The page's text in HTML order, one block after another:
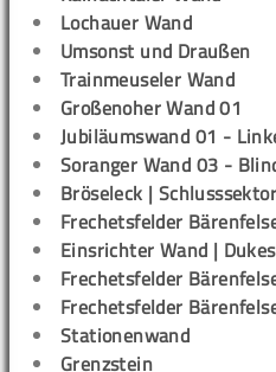
Lochauer Wand
Umsonst und Draußen
Trainmeuseler Wand
Großenoher Wand 01
Jubiläumswand 01 -
Soranger Wand 03 -
Bröseleck | Schlusssektor
Frechetsfelder
Einsrichter Wand |
Frechetsfelder
Frechetsfelder
Stationenwand
Grenzstein